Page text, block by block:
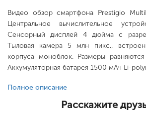
Видео обзор смартфона Prestigio
Центральное вычислительное
Сенсорный дисплей 4 дюйма с
Тыловая камера 5 млн пикс.,
корпуса моноблок. Размеры
Аккумуляторная батарея 1500 мАч Li-
Полное описание
Расскажите